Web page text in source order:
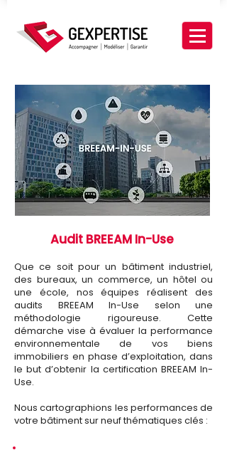
Audit BREEAM In-Use
​​Que ce soit pour un bâtiment industriel,
des bureaux, un commerce, un hôtel ou
une école, nos équipes réalisent des
audits BREEAM In-Use selon une
méthodologie rigoureuse. Cette
démarche vise à évaluer la performance
environnementale de vos biens
immobiliers en phase d’exploitation, dans
le but d’obtenir la certification BREEAM In-
Use.
Nous cartographions les performances de
votre bâtiment sur neuf thématiques clés :